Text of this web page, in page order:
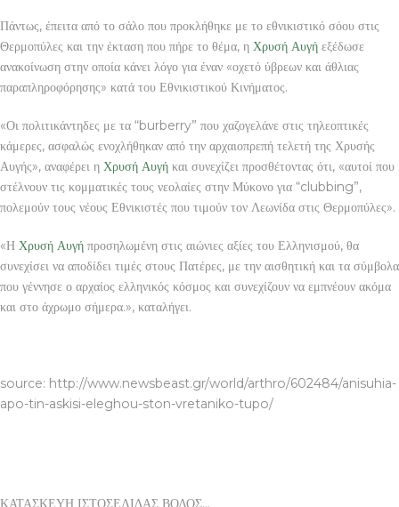
Πάντως, έπειτα από το σάλο που προκλήθηκε με το εθνικιστικό σόου στις
Θερμοπύλες και την έκταση που πήρε το θέμα, η Χρυσή Αυγή εξέδωσε
ανακοίνωση στην οποία κάνει λόγο για έναν «οχετό ύβρεων και άθλιας
παραπληροφόρησης» κατά του Εθνικιστικού Κινήματος.
«Οι πολιτικάντηδες με τα “burberry” που χαζογελάνε στις τηλεοπτικές
κάμερες, ασφαλώς ενοχλήθηκαν από την αρχαιοπρεπή τελετή της Χρυσής
Αυγής», αναφέρει η Χρυσή Αυγή και συνεχίζει προσθέτοντας ότι, «αυτοί που
στέλνουν τις κομματικές τους νεολαίες στην Μύκονο για “clubbing”,
πολεμούν τους νέους Εθνικιστές που τιμούν τον Λεωνίδα στις Θερμοπύλες».
«Η Χρυσή Αυγή προσηλωμένη στις αιώνιες αξίες του Ελληνισμού, θα
συνεχίσει να αποδίδει τιμές στους Πατέρες, με την αισθητική και τα σύμβολα
που γέννησε ο αρχαίος ελληνικός κόσμος και συνεχίζουν να εμπνέουν ακόμα
και στο άχρωμο σήμερα.», καταλήγει.
source: http://www.newsbeast.gr/world/arthro/602484/anisuhia-
apo-tin-askisi-eleghou-ston-vretaniko-tupo/
ΚΑΤΑΣΚΕΥΗ ΙΣΤΟΣΕΛΙΔΑΣ ΒΟΛΟΣ…